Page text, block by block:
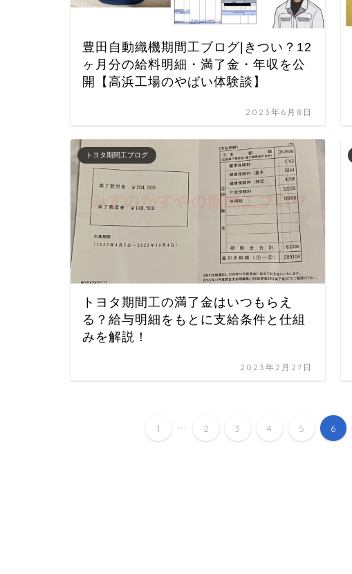
豊田自動織機期間工ブログ|きつい？12
ヶ月分の給料明細・満了金・年収を公
開【高浜工場のやばい体験談】
2023年6月8日
トヨタ期間工ブログ
トヨタ期間工の満了金はいつもらえ
る？給与明細をもとに支給条件と仕組
みを解説！
2023年2月27日
1 ... 2 3 4 5 6